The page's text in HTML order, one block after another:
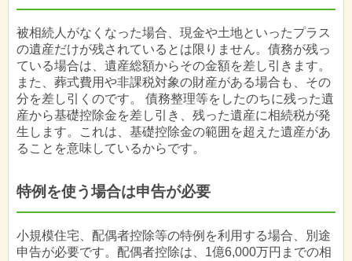
被相続人がなくなった場合、現金や土地といったプラス
の遺産だけが残されているとは限りません。債務が残っ
ている場合は、遺産総額からその金額を差し引きます。
また、葬式費用や非課税対象の財産がある場合も、その
分を差し引くのです。 債務整理等をしたのちに残った遺
産から基礎控除金を差し引き、残った遺産に相続税が発
生します。これは、基礎控除金の範囲を超えた遺産があ
ることを意味しているからです。
特例を使う場合は申告が必要
小規模住宅、配偶者控除等の特例を利用する場合、別途
申告が必要です。配偶者控除は、1億6,000万円までの相